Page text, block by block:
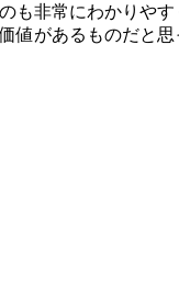
非常にわかりや
値があるものだと思